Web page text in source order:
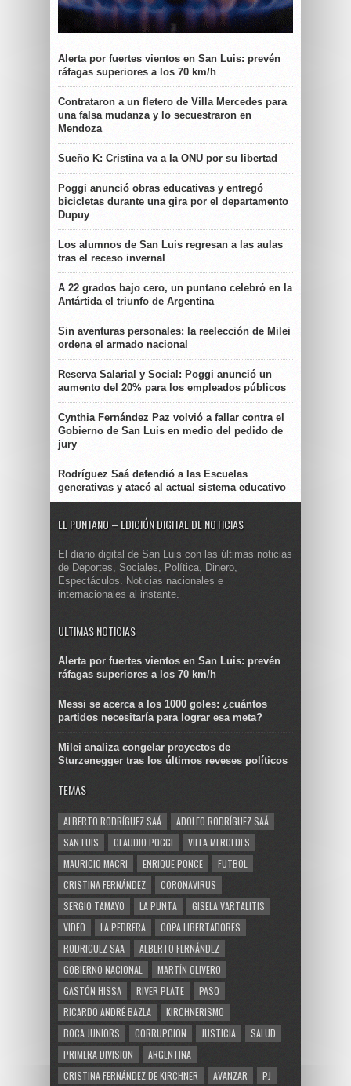
Alerta por fuertes vientos en San Luis: prevén
ráfagas superiores a los 70 km/h
Contrataron a un fletero de Villa Mercedes para
una falsa mudanza y lo secuestraron en
Mendoza
Sueño K: Cristina va a la ONU por su libertad
Poggi anunció obras educativas y entregó
bicicletas durante una gira por el departamento
Dupuy
Los alumnos de San Luis regresan a las aulas
tras el receso invernal
A 22 grados bajo cero, un puntano celebró en la
Antártida el triunfo de Argentina
Sin aventuras personales: la reelección de Milei
ordena el armado nacional
Reserva Salarial y Social: Poggi anunció un
aumento del 20% para los empleados públicos
Cynthia Fernández Paz volvió a fallar contra el
Gobierno de San Luis en medio del pedido de
jury
Rodríguez Saá defendió a las Escuelas
generativas y atacó al actual sistema educativo
EL PUNTANO – EDICIÓN DIGITAL DE NOTICIAS
El diario digital de San Luis con las últimas noticias
de Deportes, Sociales, Política, Dinero,
Espectáculos. Noticias nacionales e
internacionales al instante.
ULTIMAS NOTICIAS
Alerta por fuertes vientos en San Luis: prevén
ráfagas superiores a los 70 km/h
Messi se acerca a los 1000 goles: ¿cuántos
partidos necesitaría para lograr esa meta?
Milei analiza congelar proyectos de
Sturzenegger tras los últimos reveses políticos
TEMAS
ALBERTO RODRÍGUEZ SAÁ
ADOLFO RODRÍGUEZ SAÁ
SAN LUIS
CLAUDIO POGGI
VILLA MERCEDES
MAURICIO MACRI
ENRIQUE PONCE
FUTBOL
CRISTINA FERNÁNDEZ
CORONAVIRUS
SERGIO TAMAYO
LA PUNTA
GISELA VARTALITIS
VIDEO
LA PEDRERA
COPA LIBERTADORES
RODRIGUEZ SAA
ALBERTO FERNÁNDEZ
GOBIERNO NACIONAL
MARTÍN OLIVERO
GASTÓN HISSA
RIVER PLATE
PASO
RICARDO ANDRÉ BAZLA
KIRCHNERISMO
BOCA JUNIORS
CORRUPCION JUSTICIA
SALUD
PRIMERA DIVISION
ARGENTINA
CRISTINA FERNÁNDEZ DE KIRCHNER
AVANZAR PJ